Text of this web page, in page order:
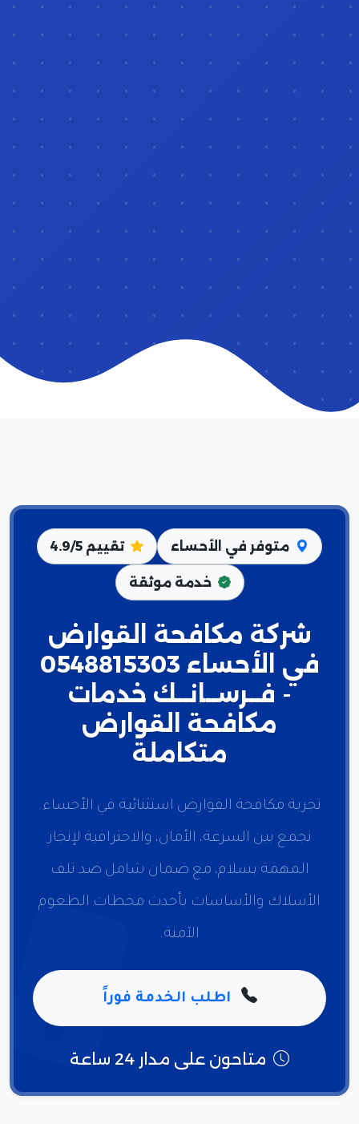
متوفر في الأحساء تقييم 4.9/5
خدمة موثقة
شركة مكافحة القوارض
في الأحساء 0548815303
- فــرســانــك خدمات
مكافحة القوارض
متكاملة
تجربة مكافحة القوارض استثنائية في الأحساء.
نجمع بين السرعة، الأمان، والاحترافية لإنجاز
المهمة بسلام، مع ضمان شامل ضد تلف
الأسلاك والأساسات بأحدث محطات الطعوم
الآمنة.
اطلب الخدمة فوراً
متاحون على مدار 24 ساعة